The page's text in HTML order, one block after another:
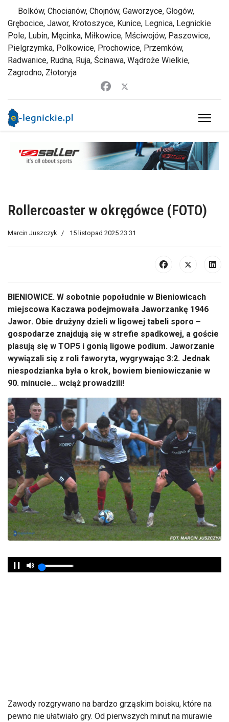
Bolków, Chocianów, Chojnów, Gaworzyce, Głogów,
Grębocice, Jawor, Krotoszyce, Kunice, Legnica, Legnickie
Pole, Lubin, Męcinka, Miłkowice, Mściwojów, Paszowice,
Pielgrzymka, Polkowice, Prochowice, Przemków,
Radwanice, Rudna, Ruja, Ścinawa, Wądroże Wielkie,
Zagrodno, Złotoryja
Rollercoaster w okręgówce (FOTO)
Marcin Juszczyk 15 listopad 2025 23:31
BIENIOWICE. W sobotnie popołudnie w Bieniowicach
miejscowa Kaczawa podejmowała Jaworzankę 1946
Jawor. Obie drużyny dzieli w ligowej tabeli sporo –
gospodarze znajdują się w strefie spadkowej, a goście
plasują się w TOP5 i gonią ligowe podium. Jaworzanie
wywiązali się z roli faworyta, wygrywając 3:2. Jednak
niespodzianka była o krok, bowiem bieniowiczanie w
90. minucie… wciąż prowadzili!
Zawody rozgrywano na bardzo grząskim boisku, które na
pewno nie ułatwiało gry. Od pierwszych minut na murawie